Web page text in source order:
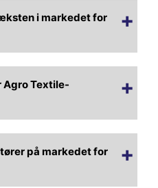
i markedet for
Agro Textile-
på markedet for